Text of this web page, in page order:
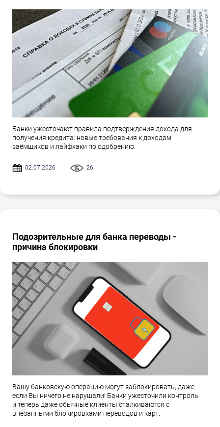
Банки ужесточают правила подтверждения дохода для
получения кредита: новые требования к доходам
заёмщиков и лайфхаки по одобрению.
02.07.2026 26
Подозрительные для банка переводы -
причина блокировки
Вашу банковскую операцию могут заблокировать, даже
если Вы ничего не нарушали! Банки ужесточили контроль
и теперь даже обычные клиенты сталкиваются с
внезапными блокировками переводов и карт.